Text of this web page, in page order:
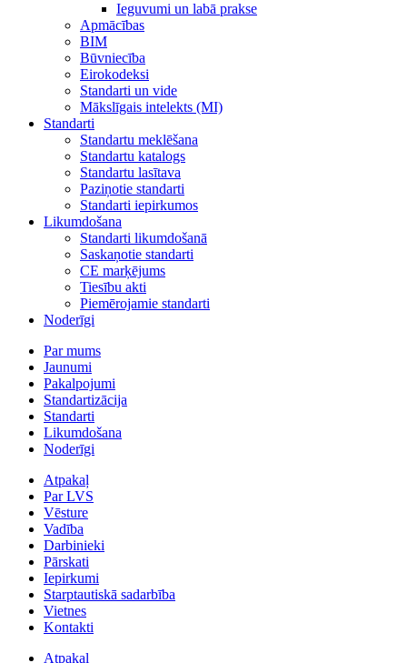
Ieguvumi un labā prakse
Apmācības
BIM
Būvniecība
Eirokodeksi
Standarti un vide
Mākslīgais intelekts (MI)
Standarti
Standartu meklēšana
Standartu katalogs
Standartu lasītava
Paziņotie standarti
Standarti iepirkumos
Likumdošana
Standarti likumdošanā
Saskaņotie standarti
CE marķējums
Tiesību akti
Piemērojamie standarti
Noderīgi
Par mums
Jaunumi
Pakalpojumi
Standartizācija
Standarti
Likumdošana
Noderīgi
Atpakaļ
Par LVS
Vēsture
Vadība
Darbinieki
Pārskati
Iepirkumi
Starptautiskā sadarbība
Vietnes
Kontakti
Atpakaļ